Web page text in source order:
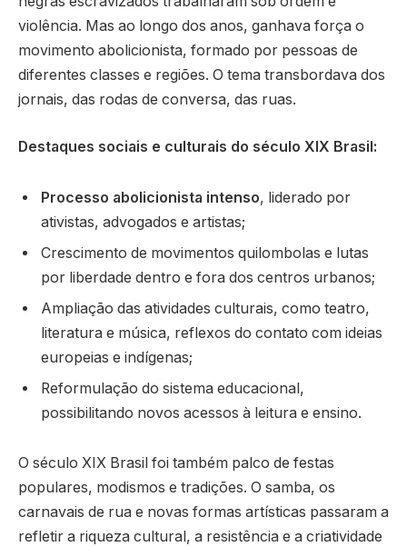
violência. Mas ao longo dos anos, ganhava força o
movimento abolicionista, formado por pessoas de
diferentes classes e regiões. O tema transbordava dos
jornais, das rodas de conversa, das ruas.
Destaques sociais e culturais do século XIX Brasil:
Processo abolicionista intenso, liderado por
ativistas, advogados e artistas;
Crescimento de movimentos quilombolas e lutas
por liberdade dentro e fora dos centros urbanos;
Ampliação das atividades culturais, como teatro,
literatura e música, reflexos do contato com ideias
europeias e indígenas;
Reformulação do sistema educacional,
possibilitando novos acessos à leitura e ensino.
O século XIX Brasil foi também palco de festas
populares, modismos e tradições. O samba, os
carnavais de rua e novas formas artísticas passaram a
refletir a riqueza cultural, a resistência e a criatividade